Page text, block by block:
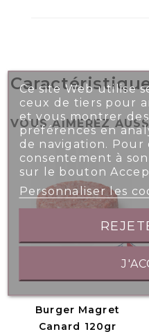
VOUS AIMEREZ
Burger Magret
Canard 120gr
Ce site Web utilise
ceux de tiers pour
et vous montrer
préférences en
de navigation.
consentement à
sur le bouton
Personnaliser les